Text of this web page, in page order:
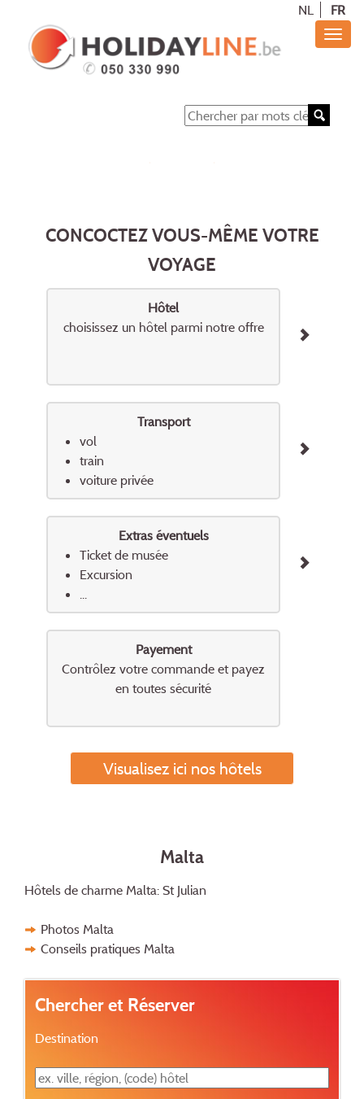
NL FR
CONCOCTEZ VOUS-MÊME VOTRE
VOYAGE
Hôtel
choisissez un hôtel parmi notre offre
Transport
vol
train
voiture privée
Extras éventuels
Ticket de musée
Excursion
...
Payement
Contrôlez votre commande et payez
en toutes sécurité
Visualisez ici nos hôtels
Malta
Hôtels de charme Malta: St Julian
Photos Malta
Conseils pratiques Malta
Chercher et Réserver
Destination